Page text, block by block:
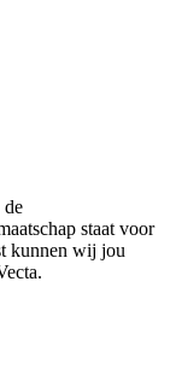
de
staat voor
kunnen wij jou